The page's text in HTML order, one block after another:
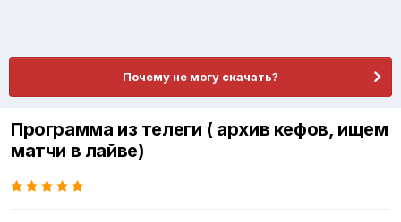
Почему не могу скачать?
Программа из телеги ( архив кефов, ищем
матчи в лайве)